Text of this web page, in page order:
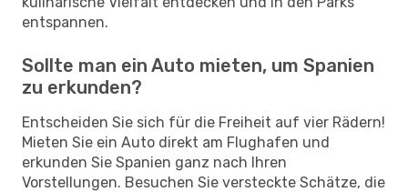
entspannen.
Sollte man ein Auto mieten, um Spanien
zu erkunden?
Entscheiden Sie sich für die Freiheit auf vier Rädern!
Mieten Sie ein Auto direkt am Flughafen und
erkunden Sie Spanien ganz nach Ihren
Vorstellungen. Besuchen Sie versteckte Schätze, die